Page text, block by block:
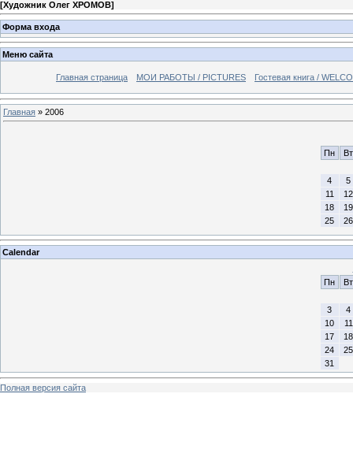
[Художник Олег ХРОМОВ]
Форма входа
Меню сайта
Главная страница МОИ РАБОТЫ / PICTURES Гостевая книга /
Главная » 2006
Пн Вт
4
5
11
12
18
19
25
26
Calendar
Пн
Вт
3
4
10
11
17
18
24
25
31
Полная версия сайта